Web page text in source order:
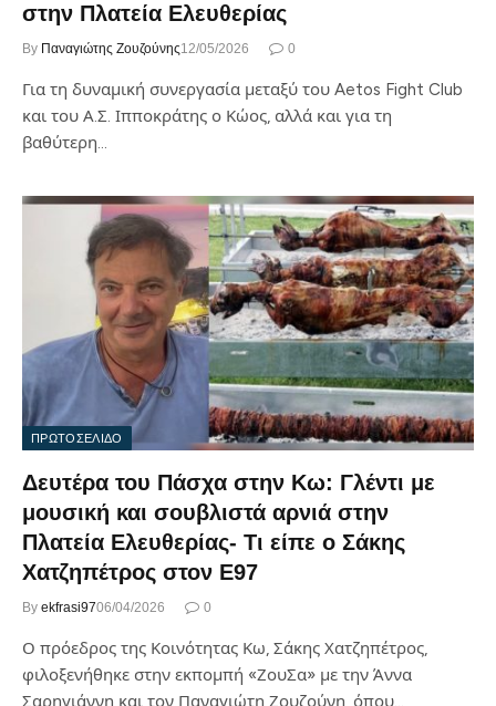
στην Πλατεία Ελευθερίας
By Παναγιώτης Ζουζούνης12/05/2026 0
Για τη δυναμική συνεργασία μεταξύ του Aetos Fight Club
και του Α.Σ. Ιπποκράτης ο Κώος, αλλά και για τη
βαθύτερη…
ΠΡΩΤΟΣΕΛΙΔΟ
Δευτέρα του Πάσχα στην Κω: Γλέντι με
μουσική και σουβλιστά αρνιά στην
Πλατεία Ελευθερίας- Τι είπε ο Σάκης
Χατζηπέτρος στον Ε97
By ekfrasi9706/04/2026 0
Ο πρόεδρος της Κοινότητας Κω, Σάκης Χατζηπέτρος,
φιλοξενήθηκε στην εκπομπή «ΖουΣα» με την Άννα
Σαρηγιάννη και τον Παναγιώτη Ζουζούνη, όπου…